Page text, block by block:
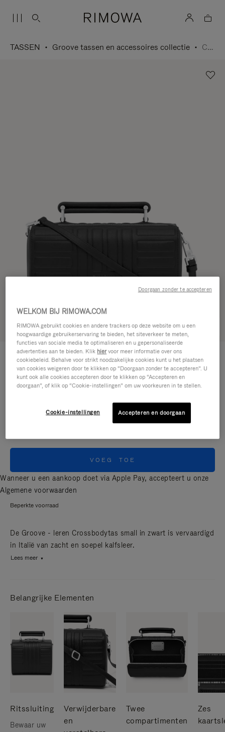
TASSEN Groove tassen en accessoires collectie Crossbodytas Small
Zie in 3D
GROOVE - LEER
Crossbodytas Small € 950,00
Kleur Zwart
VOEG TOE
Wanneer u een aankoop doet via Apple Pay, accepteert u onze
Algemene voorwaarden
Beperkte voorraad
De Groove - leren Crossbodytas small in zwart is vervaardigd
in Italië van zacht en soepel kalfsleer.
Lees meer
Belangrijke Elementen
Ritssluiting
Bewaar uw
Verwijderbare
en
Twee
compartimenten
Zes
WELKOM BIJ RIMOWA.COM
RIMOWA gebruikt cookies en andere trackers op deze website om u een
hoogwaardige gebruikerservaring te bieden, het siteverkeer te meten,
functies van sociale media te optimaliseren en u gepersonaliseerde
advertenties aan te bieden. Klik hiervoor meer informatie over ons
cookiebeleid. Behalve voor strikt noodzakelijke cookies kunt u het plaatsen
van cookies weigeren door te klikken op “Doorgaan zonder te accepteren”. U
kunt ook alle cookies accepteren door te klikken op “Accepteren en
doorgaan”, of klik op “Cookie-instellingen” om uw voorkeuren in te stellen.
Cookie-instellingen Accepteren en doorgaan
Doorgaan zonder te accepteren